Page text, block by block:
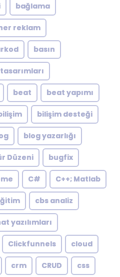
bağlama
reklam
basın
beat beat yapımı
bilişim desteği
blog yazarlığı
Düzeni bugfix
C# C++; Matlab
cbs analiz
yazılımları
Clickfunnels cloud
crm CRUD css